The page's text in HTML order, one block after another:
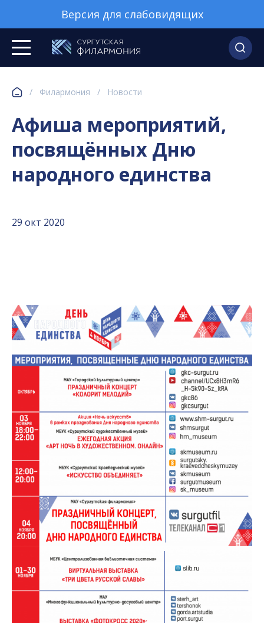
Версия для слабовидящих
/ Филармония / Новости
Афиша мероприятий,
посвящённых Дню
народного единства
29 окт 2020